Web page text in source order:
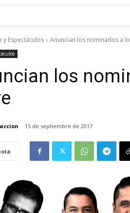
y Espectáculos Anuncian los nominados a
los
15 de septiembre de 2017